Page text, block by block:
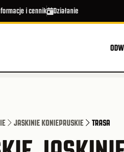
i cennik Działanie
JASKINIE KONIEPRUSKIE TRASA